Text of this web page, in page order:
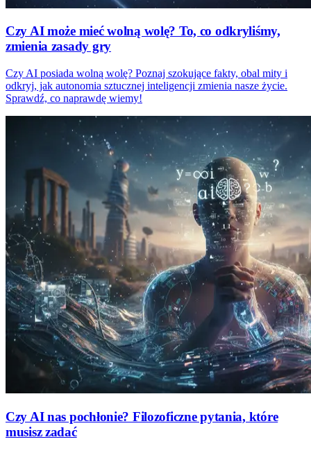
Czy AI może mieć wolną wolę? To, co odkryliśmy,
zmienia zasady gry
Czy AI posiada wolną wolę? Poznaj szokujące fakty, obal mity i
odkryj, jak autonomia sztucznej inteligencji zmienia nasze życie.
Sprawdź, co naprawdę wiemy!
Czy AI nas pochłonie? Filozoficzne pytania, które
musisz zadać